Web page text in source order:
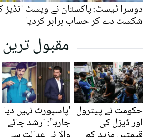
شکست دے کر حساب برابر کردیا
مقبول ترین
حکومت نے پیٹرول
اور ڈیزل کی
'پاسپورٹ نہیں دیا
جارہا': ارشد چائے